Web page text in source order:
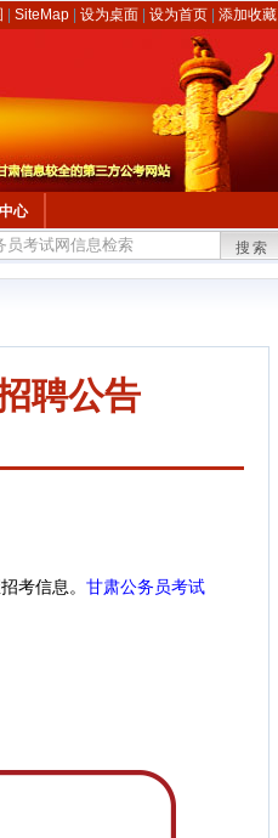
SiteMap 设为桌面 设为首页 添加收藏
心
搜索
聘公告
考信息。 甘肃公务员考试